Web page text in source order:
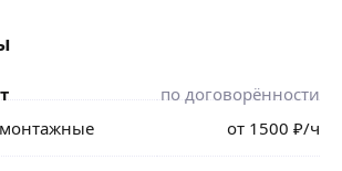
по договорённости
от 1500 ₽/ч